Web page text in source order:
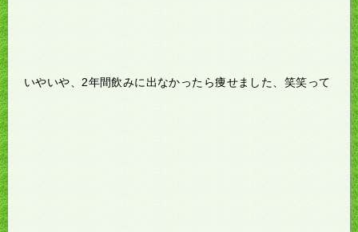
いやいや、2年間飲みに出なかったら痩せました、笑笑って